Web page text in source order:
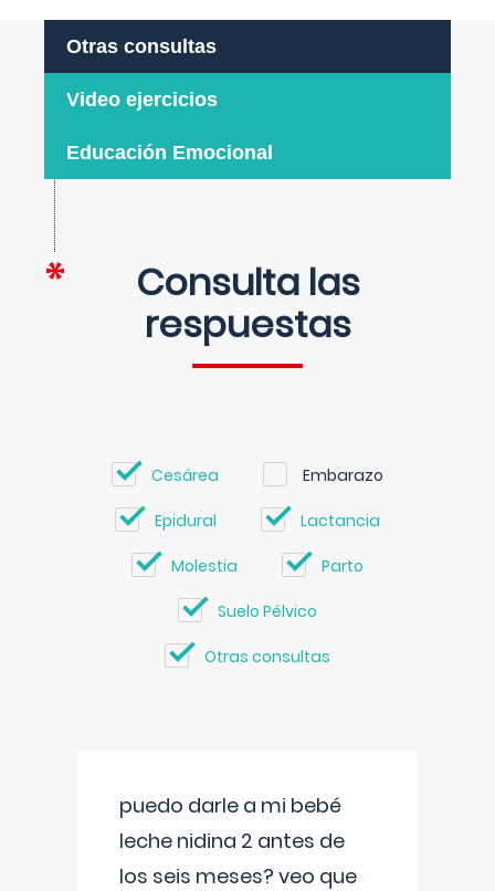
Otras consultas
Video ejercicios
Educación Emocional
Consulta las
respuestas
Cesárea Embarazo
Epidural Lactancia
Molestia Parto
Suelo Pélvico
Otras consultas
puedo darle a mi bebé
leche nidina 2 antes de
los seis meses? veo que